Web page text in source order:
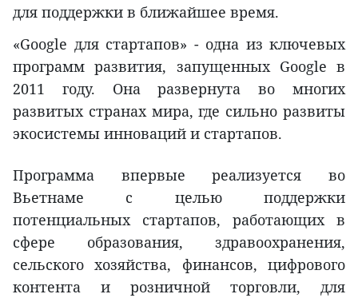
для поддержки в ближайшее время.
«Google для стартапов» - одна из ключевых
программ развития, запущенных Google в
2011 году. Она развернута во многих
развитых странах мира, где сильно развиты
экосистемы инноваций и стартапов.
Программа впервые реализуется во
Вьетнаме с целью поддержки
потенциальных стартапов, работающих в
сфере образования, здравоохранения,
сельского хозяйства, финансов, цифрового
контента и розничной торговли, для